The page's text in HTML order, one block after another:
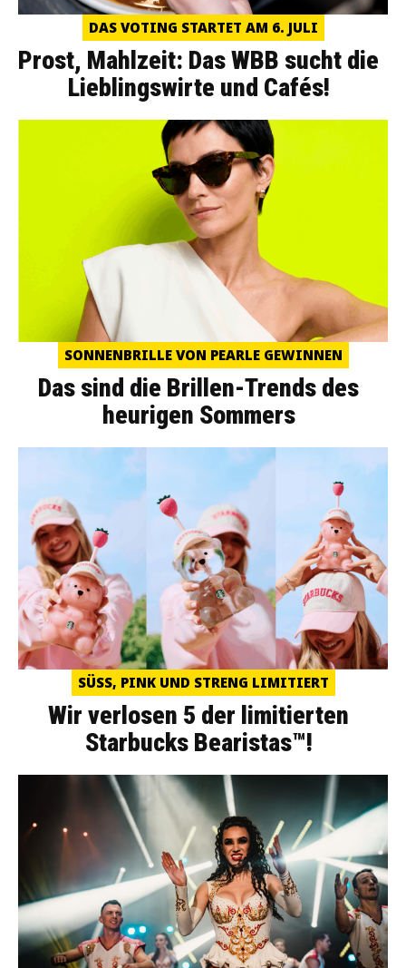
DAS VOTING STARTET AM 6. JULI
Prost, Mahlzeit: Das WBB sucht die
Lieblingswirte und Cafés!
SONNENBRILLE VON PEARLE GEWINNEN
Das sind die Brillen-Trends des
heurigen Sommers
SÜSS, PINK UND STRENG LIMITIERT
Wir verlosen 5 der limitierten
Starbucks Bearistas™!